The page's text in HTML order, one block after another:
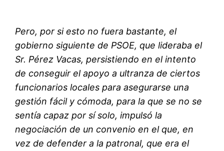
Pero, por si esto no fuera bastante, el
gobierno siguiente de PSOE, que lideraba el
Sr. Pérez Vacas, persistiendo en el intento
de conseguir el apoyo a ultranza de ciertos
funcionarios locales para asegurarse una
gestión fácil y cómoda, para la que se no se
sentía capaz por sí solo, impulsó la
negociación de un convenio en el que, en
vez de defender a la patronal, que era el